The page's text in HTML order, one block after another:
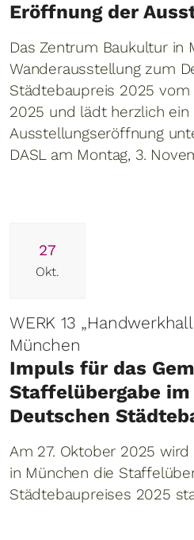
Eröffnung der
Das Zentrum Baukultur in
Wanderausstellung zum
Städtebaupreis 2025
2025 und lädt herzlich ein
Ausstellungseröffnung
DASL am Montag, 3.
27
Okt.
WERK 13
München
Impuls für das
Staffelübergabe im
Deutschen
Am 27. Oktober 2025
in München die
Städtebaupreises 2025